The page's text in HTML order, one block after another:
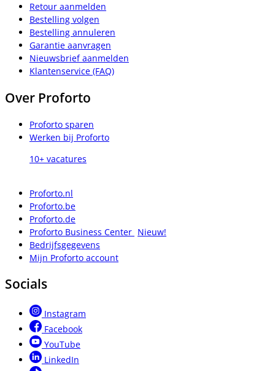
Retour aanmelden
Bestelling volgen
Bestelling annuleren
Garantie aanvragen
Nieuwsbrief aanmelden
Klantenservice (FAQ)
Over Proforto
Proforto sparen
Werken bij Proforto
10+ vacatures
Proforto.nl
Proforto.be
Proforto.de
Proforto Business Center Nieuw!
Bedrijfsgegevens
Mijn Proforto account
Socials
Instagram
Facebook
YouTube
LinkedIn